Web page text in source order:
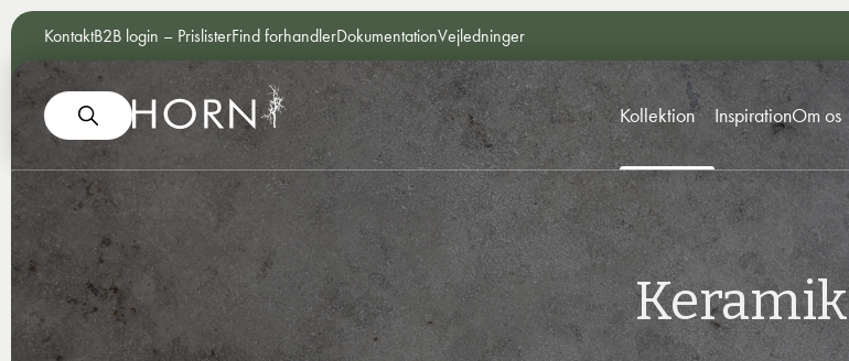
KontaktB2B login – PrislisterFind forhandlerDokumentationVejledninger
Kollektion InspirationOm os
Keramik